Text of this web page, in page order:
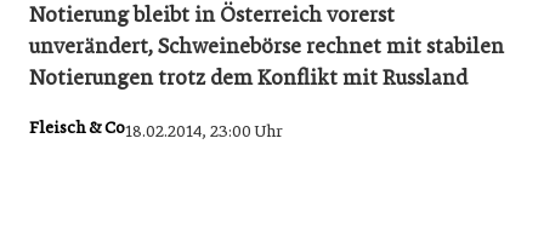
Notierung bleibt in Österreich vorerst
unverändert, Schweinebörse rechnet mit stabilen
Notierungen trotz dem Konflikt mit Russland
Fleisch & Co18.02.2014, 23:00 Uhr